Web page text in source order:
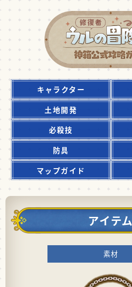
キャラクター
土地開発
必殺技
防具
マップガイド
アイテム
素材